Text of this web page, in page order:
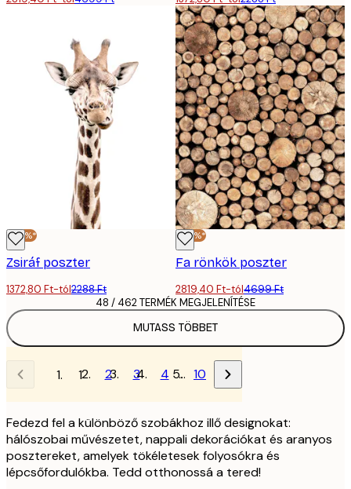
-40%*
Zsiráf poszter
1372,80 Ft-tól2288 Ft
-40%*
Fa rönkök poszter
2819,40 Ft-tól4699 Ft
MUTASS TÖBBET
48 / 462 TERMÉK MEGJELENÍTÉSE
1 2 3 4 … 10
Fedezd fel a különböző szobákhoz illő designokat:
hálószobai művészetet, nappali dekorációkat és aranyos
posztereket, amelyek tökéletesek folyosókra és
lépcsőfordulókba. Tedd otthonossá a tered!